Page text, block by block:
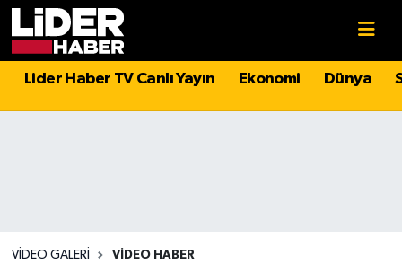
Lider Haber TV Canlı Yayın Ekonomi Dünya
VIDEO GALERI VIDEO HABER
Politika
Magazin
Hava Durumu
Süper Lig Puan Durumu ve Fikstür